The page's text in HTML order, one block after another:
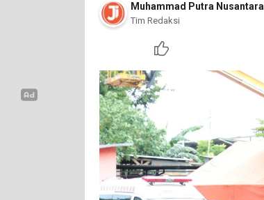
Muhammad Putra Nusantara
Tim Redaksi